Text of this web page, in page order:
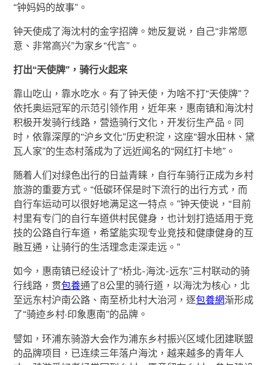
“钟妈妈的故事”。
钟天使成了海沈村的金字招牌。她反复说，自己“非常愿
意、非常高兴”为家乡“代言”。
打出“天使牌”，骑行火起来
靠山吃山，靠水吃水。有了钟天使，为啥不打“天使牌”？
依托奥运冠军的示范引领作用，近年来，惠南镇和海沈村
积极开发骑行线路，营造骑行文化，开发衍生产品。同
时，依靠深厚的“沪乡文化”历史积淀，这座“碧水田林、黛
瓦人家”的生态村落成为了远近闻名的“网红打卡地”。
随着人们对绿色出行的日益青睐，自行车骑行正成为乡村
旅游的重要方式。“低碳环保是时下流行的出行方式，而
自行车运动可以很好地满足这一特点。”钟天使说，“目前
村里有专门的自行车道供村民健身，也计划打造适用于竞
技的公路自行车道，希望能实现专业竞技和健康健身的互
融互通，让骑行的生活理念走深走远。”
如今，惠南镇已经设计了“桥北-海沈-远东”三村联动的骑
行线路，贯包養通了8公里的骑行道，以海沈为核心，北
至远东村沪南公路、南至桥北村大治河，逐包養網渐形成
了“骑迹乡村·印象惠南”的品牌。
譬如，环浦东骑游大会作为浦东乡村振兴区域化团建联盟
的品牌项目，已连续三年落户海沈，越来越多的青年人